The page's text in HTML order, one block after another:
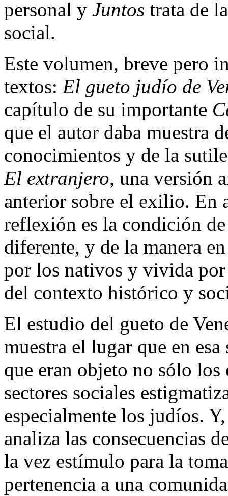
personal y Juntos trata de
social.
Este volumen, breve pero
textos: El gueto judío de
capítulo de su importante
que el autor daba muestra
conocimientos y de la
El extranjero, una versión
anterior sobre el exilio. En
reflexión es la condición
diferente, y de la manera
por los nativos y vivida
del contexto histórico y
El estudio del gueto de
muestra el lugar que en
que eran objeto no sólo
sectores sociales
especialmente los judíos.
analiza las consecuencias
la vez estímulo para la
pertenencia a una